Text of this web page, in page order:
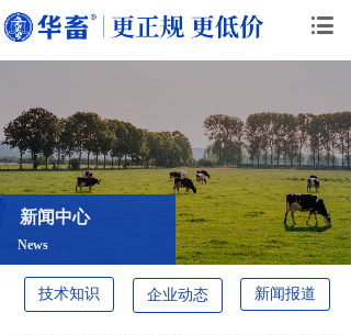
News
新闻中心
新闻报道
企业动态
技术知识